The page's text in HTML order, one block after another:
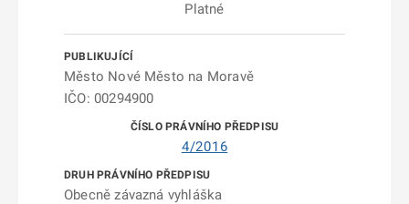
Platné
Město Nové Město na Moravě
IČO: 00294900
4/2016
Obecně závazná vyhláška